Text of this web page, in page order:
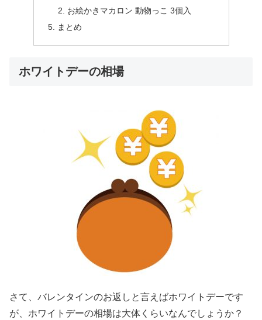
お絵かきマカロン 動物っこ 3個入
まとめ
ホワイトデーの相場
さて、バレンタインのお返しと言えばホワイトデーです
が、ホワイトデーの相場は大体くらいなんでしょうか？